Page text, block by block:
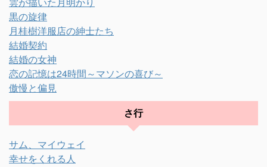
黒の旋律
月桂樹洋服店の紳士たち
結婚契約
結婚の女神
恋の記憶は24時間～マソンの喜び～
傲慢と偏見
さ行
サム、マイウェイ
幸せをくれる人